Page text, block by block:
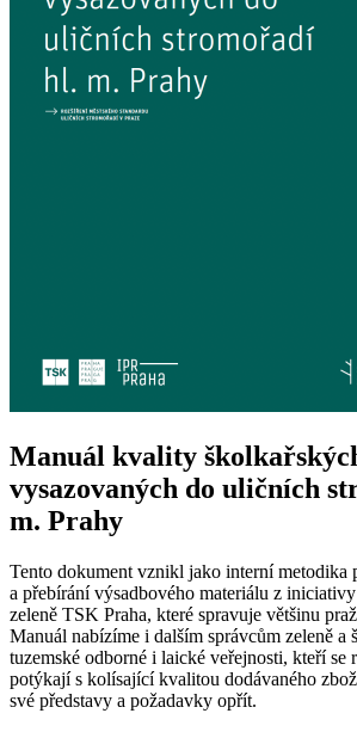
Manuál kvality
vysazovaných do uličních
m. Prahy
Tento dokument vznikl jako interní metodika
a přebírání výsadbového materiálu z
zeleně TSK Praha, které spravuje většinu
Manuál nabízíme i dalším správcům zeleně a
tuzemské odborné i laické veřejnosti, kteří se
potýkají s kolísající kvalitou dodávaného
své představy a požadavky opřít.